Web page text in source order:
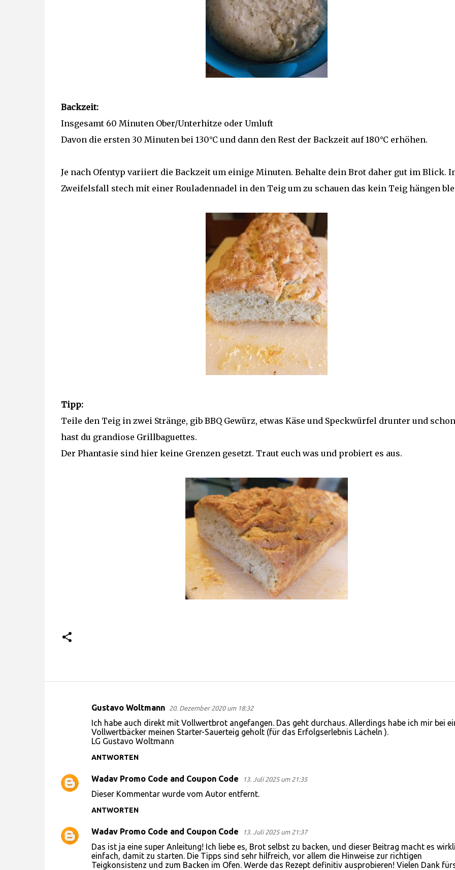
Backzeit:
Insgesamt 60 Minuten Ober/Unterhitze oder Umluft
Davon die ersten 30 Minuten bei 130°C und dann den Rest der Backzeit auf 180°C erhöhen.
Je nach Ofentyp variiert die Backzeit um einige Minuten. Behalte dein Brot daher gut im Blick.
Zweifelsfall stech mit einer Rouladennadel in den Teig um zu schauen das kein Teig hängen
Tipp:
Teile den Teig in zwei Stränge, gib BBQ Gewürz, etwas Käse und Speckwürfel drunter und schon
hast du grandiose Grillbaguettes.
Der Phantasie sind hier keine Grenzen gesetzt. Traut euch was und probiert es aus.
n
r
e
Gustavo Woltmann 20. Dezember 2020 um 18:32
Ich habe auch direkt mit Vollwertbrot angefangen. Das geht durchaus. Allerdings habe ich mir bei
Vollwertbäcker meinen Starter-Sauerteig geholt (für das Erfolgserlebnis Lächeln ).
LG Gustavo Woltmann
ANTWORTEN
Wadav Promo Code and Coupon Code 13. Juli 2025 um 21:35
Dieser Kommentar wurde vom Autor entfernt.
ANTWORTEN
Wadav Promo Code and Coupon Code 13. Juli 2025 um 21:37
Das ist ja eine super Anleitung! Ich liebe es, Brot selbst zu backen, und dieser Beitrag macht es
einfach, damit zu starten. Die Tipps sind sehr hilfreich, vor allem die Hinweise zur richtigen
Teigkonsistenz und zum Backen im Ofen. Werde das Rezept definitiv ausprobieren! Vielen Dank